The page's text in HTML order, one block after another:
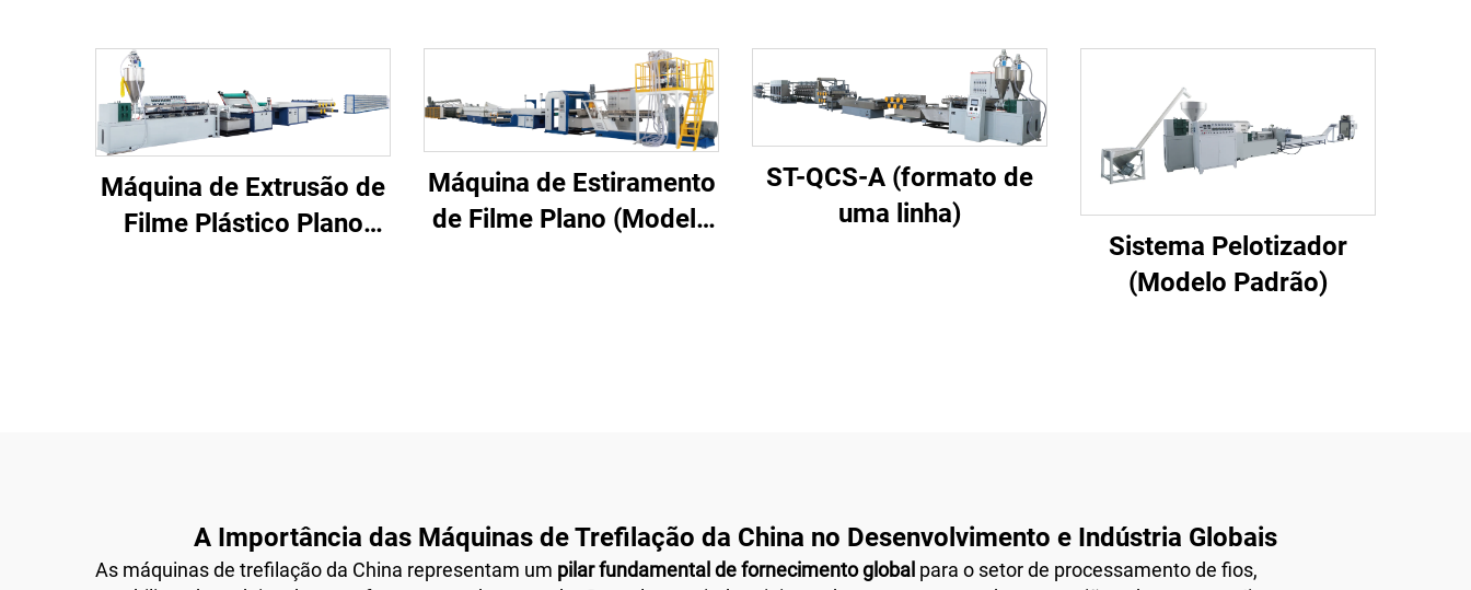
Máquina de Extrusão de
Filme Plástico Plano
Máquina de Estiramento
de Filme Plano (Modelo
ST-QCS-A (formato de
uma linha)
Sistema Pelotizador
(Modelo Padrão)
A Importância das Máquinas de Trefilação da China no Desenvolvimento e Indústria Globais
As máquinas de trefilação da China representam um pilar fundamental de fornecimento global para o setor de processamento de fios,